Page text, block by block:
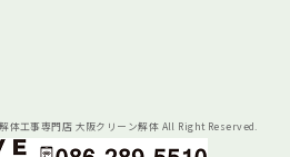
体工事専門店 大阪クリーン解体 All Right Reserved.